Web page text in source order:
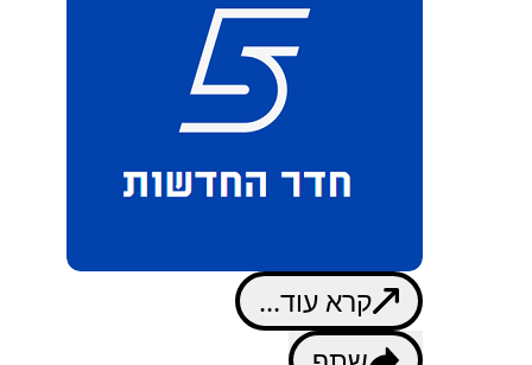
קרא עוד...